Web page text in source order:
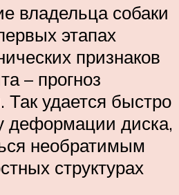
владельца собаки
этапах
признаков
– прогноз
Так удается быстро
деформации диска,
необратимым
структурах